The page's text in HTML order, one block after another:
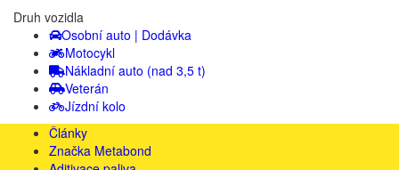
Druh vozidla
Osobní auto | Dodávka
Motocykl
Nákladní auto (nad 3,5 t)
Veterán
Jízdní kolo
Články
Značka Metabond